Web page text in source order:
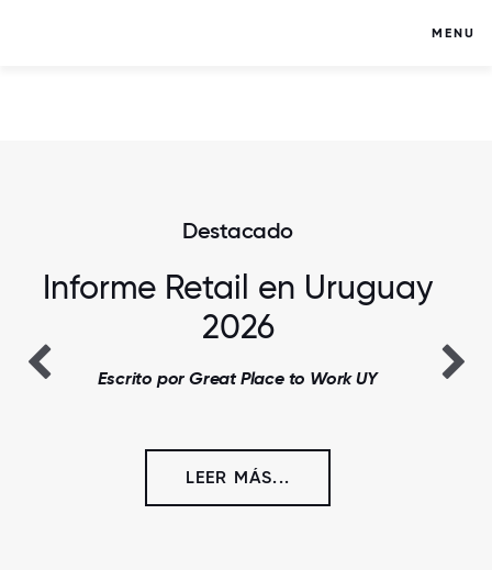
MENU
Destacado
Informe Retail en Uruguay
2026
Escrito por Great Place to Work UY
LEER MÁS...